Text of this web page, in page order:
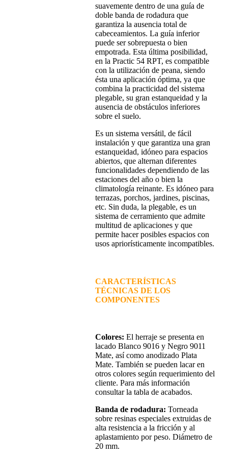
suavemente dentro de una guía de
doble banda de rodadura que
garantiza la ausencia total de
cabeceamientos. La guía inferior
puede ser sobrepuesta o bien
empotrada. Esta última posibilidad,
en la Practic 54 RPT, es compatible
con la utilización de peana, siendo
ésta una aplicación óptima, ya que
combina la practicidad del sistema
plegable, su gran estanqueidad y la
ausencia de obstáculos inferiores
sobre el suelo.
Es un sistema versátil, de fácil
instalación y que garantiza una gran
estanqueidad, idóneo para espacios
abiertos, que alternan diferentes
funcionalidades dependiendo de las
estaciones del año o bien la
climatología reinante. Es idóneo para
terrazas, porchos, jardines, piscinas,
etc. Sin duda, la plegable, es un
sistema de cerramiento que admite
multitud de aplicaciones y que
permite hacer posibles espacios con
usos apriorísticamente incompatibles.
CARACTERÍSTICAS
TÉCNICAS DE LOS
COMPONENTES
Colores: El herraje se presenta en
lacado Blanco 9016 y Negro 9011
Mate, así como anodizado Plata
Mate. También se pueden lacar en
otros colores según requerimiento del
cliente. Para más información
consultar la tabla de acabados.
Banda de rodadura: Torneada
sobre resinas especiales extruidas de
alta resistencia a la fricción y al
aplastamiento por peso. Diámetro de
20 mm.